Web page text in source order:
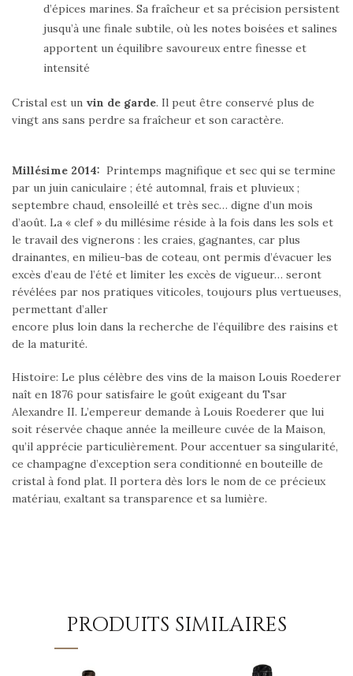
d’épices marines. Sa fraîcheur et sa précision persistent
jusqu’à une finale subtile, où les notes boisées et salines
apportent un équilibre savoureux entre finesse et
intensité
Cristal est un vin de garde. Il peut être conservé plus de
vingt ans sans perdre sa fraîcheur et son caractère.
Millésime 2014: Printemps magnifique et sec qui se termine
par un juin caniculaire ; été automnal, frais et pluvieux ;
septembre chaud, ensoleillé et très sec… digne d’un mois
d’août. La « clef » du millésime réside à la fois dans les sols et
le travail des vignerons : les craies, gagnantes, car plus
drainantes, en milieu-bas de coteau, ont permis d’évacuer les
excès d’eau de l’été et limiter les excès de vigueur… seront
révélées par nos pratiques viticoles, toujours plus vertueuses,
permettant d’aller
encore plus loin dans la recherche de l’équilibre des raisins et
de la maturité.
Histoire: Le plus célèbre des vins de la maison Louis Roederer
naît en 1876 pour satisfaire le goût exigeant du Tsar
Alexandre II. L’empereur demande à Louis Roederer que lui
soit réservée chaque année la meilleure cuvée de la Maison,
qu’il apprécie particulièrement. Pour accentuer sa singularité,
ce champagne d’exception sera conditionné en bouteille de
cristal à fond plat. Il portera dès lors le nom de ce précieux
matériau, exaltant sa transparence et sa lumière.
PRODUITS SIMILAIRES